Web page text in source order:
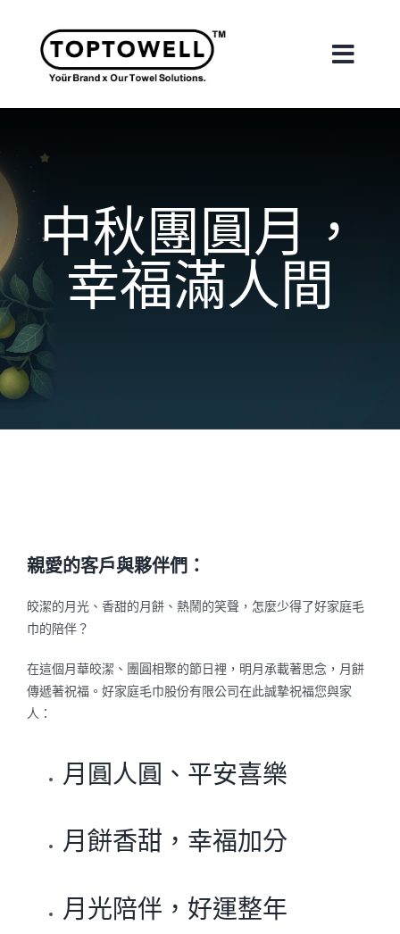
Toggle
我們的服務
合作案例
聯絡我們
中秋團圓月，
幸福滿人間
親愛的客戶與夥伴們：
皎潔的月光、香甜的月餅、熱鬧的笑聲，怎麼少得了好家庭毛
巾的陪伴？⁣⁣⁣⁣⁣⁣⁣⁣⁣⁣⁣⁣⁣⁣⁣⁣⁣⁣⁣⁣⁣⁣⁣⁣⁣⁣⁣⁣⁣⁣⁣⁣⁣⁣⁣⁣⁣⁣⁣⁣⁣⁣⁣⁣⁣⁣⁣⁣⁣⁣⁣⁣⁣⁣⁣⁣⁣⁣⁣⁣⁣⁣⁣⁣⁣⁣⁣⁣⁣⁣⁣⁣⁣⁣⁣⁣⁣⁣⁣⁣⁣⁣⁣⁣⁣⁣⁣⁣⁣⁣⁣⁣⁣⁣⁣⁣⁣⁣⁣⁣⁣⁣⁣⁣⁣⁣⁣⁣⁣⁣⁣⁣⁣⁣⁣⁣⁣⁣⁣⁣⁣⁣⁣⁣⁣⁣⁣⁣⁣⁣⁣⁣⁣⁣⁣⁣⁣⁣⁣⁣⁣⁣⁣⁣⁣⁣⁣⁣⁣⁣⁣⁣⁣⁣⁣⁣⁣⁣⁣⁣⁣⁣⁣⁣⁣⁣⁣⁣⁣⁣⁣⁣⁣⁣⁣⁣⁣⁣⁣⁣⁣⁣⁣⁣⁣⁣⁣⁣⁣⁣⁣⁣⁣⁣⁣⁣⁣⁣⁣⁣⁣⁣⁣⁣⁣⁣⁣⁣⁣⁣⁣⁣⁣⁣⁣⁣⁣⁣⁣⁣⁣⁣⁣⁣⁣⁣⁣⁣⁣⁣⁣⁣⁣⁣⁣⁣⁣⁣⁣⁣⁣⁣⁣⁣⁣⁣⁣⁣⁣⁣⁣⁣⁣⁣⁣⁣⁣⁣⁣⁣⁣⁣⁣⁣⁣⁣⁣⁣⁣⁣⁣⁣⁣⁣⁣⁣⁣⁣⁣⁣⁣⁣⁣⁣⁣⁣⁣⁣⁣⁣⁣⁣⁣⁣⁣⁣⁣⁣⁣⁣⁣⁣⁣⁣⁣⁣⁣⁣⁣⁣⁣⁣⁣⁣⁣⁣⁣⁣⁣⁣⁣⁣⁣⁣⁣⁣⁣⁣⁣⁣⁣⁣⁣⁣⁣⁣⁣⁣⁣⁣⁣⁣⁣⁣⁣⁣⁣⁣⁣⁣⁣⁣⁣⁣⁣⁣⁣⁣⁣⁣⁣⁣⁣⁣⁣⁣⁣⁣⁣⁣⁣⁣⁣⁣⁣⁣⁣⁣⁣⁣⁣⁣⁣⁣⁣⁣⁣⁣⁣⁣⁣⁣⁣⁣⁣⁣⁣⁣⁣⁣⁣⁣⁣⁣⁣⁣⁣⁣⁣⁣⁣⁣⁣⁣⁣⁣⁣⁣⁣⁣⁣⁣⁣⁣⁣⁣⁣⁣⁣⁣⁣⁣⁣⁣⁣⁣⁣⁣⁣⁣⁣⁣⁣⁣⁣⁣⁣⁣⁣⁣⁣⁣⁣⁣⁣⁣⁣⁣⁣⁣⁣⁣⁣⁣⁣⁣⁣⁣⁣⁣⁣⁣⁣⁣⁣⁣⁣⁣⁣⁣⁣⁣⁣⁣⁣⁣⁣⁣⁣⁣⁣⁣⁣⁣⁣⁣⁣⁣⁣⁣⁣⁣⁣⁣⁣⁣⁣⁣⁣⁣⁣⁣⁣⁣⁣⁣⁣⁣⁣⁣⁣⁣
在這個月華皎潔、團圓相聚的節日裡，明月承載著思念，月餅
傳遞著祝福。好家庭毛巾股份有限公司在此誠摯祝福您與家
人：
月圓人圓、平安喜樂
月餅香甜，幸福加分
月光陪伴，好運整年